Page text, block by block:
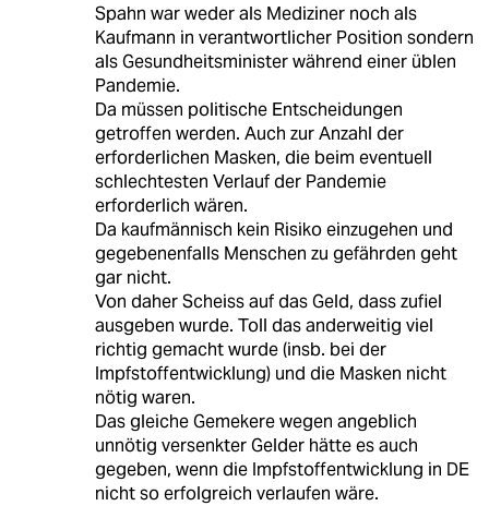
Spahn war weder als Mediziner noch als
Kaufmann in verantwortlicher Position sondern
als Gesundheitsminister während einer üblen
Pandemie.
Da müssen politische Entscheidungen
getroffen werden. Auch zur Anzahl der
erforderlichen Masken, die beim eventuell
schlechtesten Verlauf der Pandemie
erforderlich wären.
Da kaufmännisch kein Risiko einzugehen und
gegebenenfalls Menschen zu gefährden geht
gar nicht.
Von daher Scheiss auf das Geld, dass zufiel
ausgeben wurde. Toll das anderweitig viel
richtig gemacht wurde (insb. bei der
Impfstoffentwicklung) und die Masken nicht
nötig waren.
Das gleiche Gemekere wegen angeblich
unnötig versenkter Gelder hätte es auch
gegeben, wenn die Impfstoffentwicklung in DE
nicht so erfolgreich verlaufen wäre.